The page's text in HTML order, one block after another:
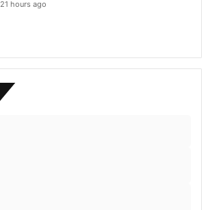
21 hours ago